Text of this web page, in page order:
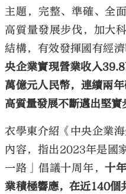
主題，完整、準確、全
高質量發展步伐，加大
結構，有效發揮國有經濟
央企業實現營業收入
萬億元人民幣，連續兩年
高質量發展不斷邁出堅實
衣學東介紹《中央企業
內容，指出2023年是國
一路」倡議十周年，十
業積極響應，在近140個